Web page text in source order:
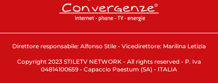
Direttore responsabile: Alfonso Stile - Vicedirettore: Marilina Letizia
Copyright 2023 STILETV NETWORK - All rights reserved - P. Iva
04814100659 - Capaccio Paestum (SA) - ITALIA